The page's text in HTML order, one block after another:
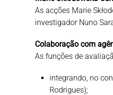
As acções Marie
investigador Nuno
Colaboração com
As funções de
integrando, no
Rodrigues);